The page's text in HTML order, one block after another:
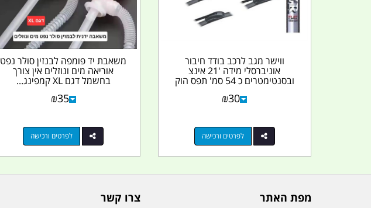
ווישר מגב לרכב בודד חיבור
אוניברסלי מידה '21 אינצ
ובסנטימטרים כ 54 סמ' תפס הוק
₪30
לפרטים ורכישה
משאבת יד פומפה לבנזין סולר נפט
אוריאה מים ונוזלים אין צורך
בחשמל דגם XL קמפינג...
₪35
לפרטים ורכישה
מפת האתר צרו קשר